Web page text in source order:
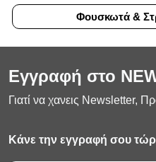
Φουσκωτά &
Εγγραφή στο
Γιατί να χανεις Newsletter,
Κάνε την εγγραφή σου